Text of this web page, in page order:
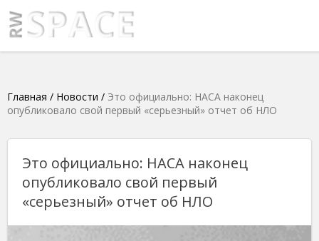
Главная / Новости / Это официально: НАСА наконец
опубликовало свой первый «серьезный» отчет об НЛО
Это официально: НАСА наконец
опубликовало свой первый
«серьезный» отчет об НЛО